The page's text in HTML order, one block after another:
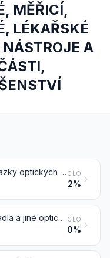
MĚŘICÍ,
LÉKAŘSKÉ
A
Optická vlákna a svazky optických vláken; kabely z optických vláken, jiné než čísla 8544; polarizační materiál v listech nebo deskách; čočky (včetně kontaktních čoček), hranoly, zrcadla a jiné optické články, z jakéhokoliv materiálu, nezasazené, jiné než z opticky neopracovaného skla CLO
2%
Čočky, hranoly, zrcadla a jiné optické články z jakéhokoliv materiálu, zasazené, které tvoří části a součásti nebo příslušenství pro nástroje nebo přístroje, jiné než články z opticky neopracovaného skla CLO
0%